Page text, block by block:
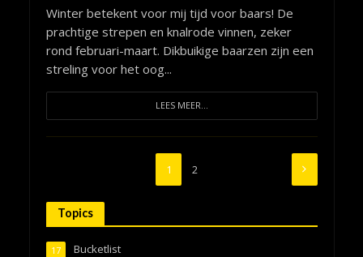
Winter betekent voor mij tijd voor baars! De
prachtige strepen en knalrode vinnen, zeker
rond februari-maart. Dikbuikige baarzen zijn een
streling voor het oog...
LEES MEER...
1 2
Topics
Bucketlist
17